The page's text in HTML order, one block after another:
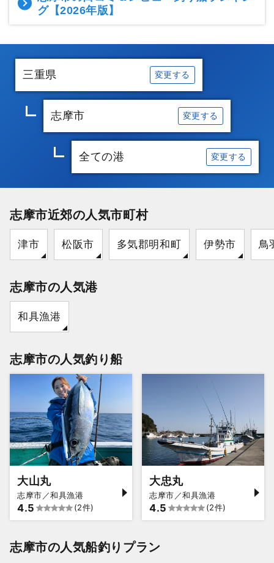
グ【2026年版】
三重県 変更する
志摩市 変更する
全ての港 変更する
志摩市近郊の人気市町村
津市 松阪市 多気郡明和町 伊勢市 鳥
志摩市の人気港
和具漁港
志摩市の人気釣り船
大山丸
志摩市／和具漁港
4.5 (2件)
大忠丸
志摩市／和具漁港
4.5 (2件)
志摩市の人気船釣りプラン